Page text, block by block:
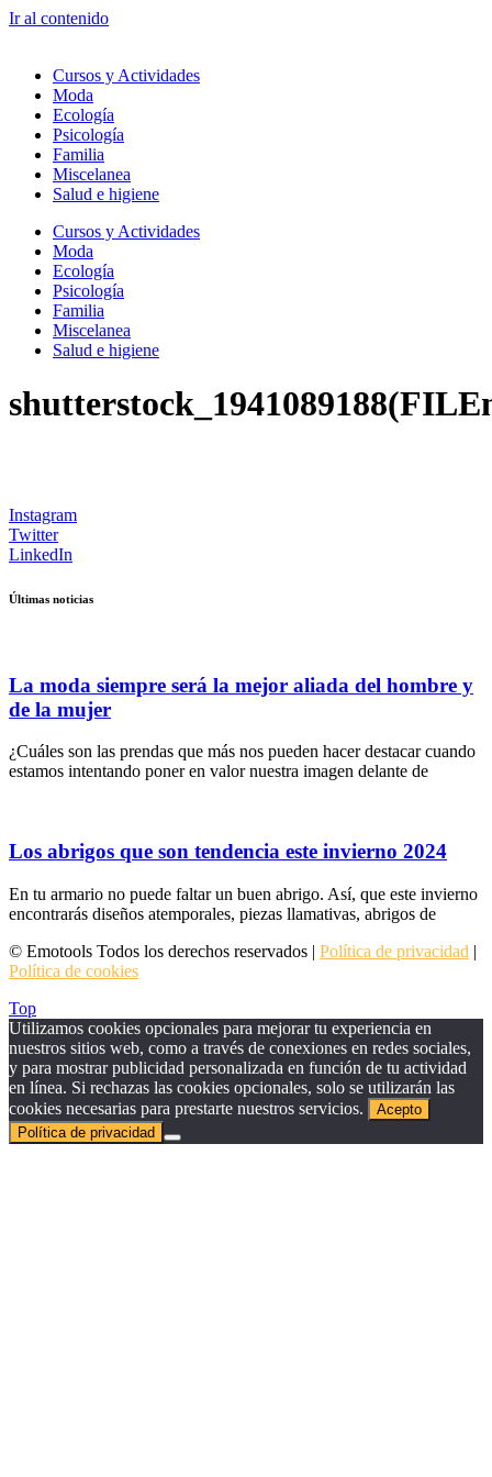
Ir al contenido
Cursos y Actividades
Moda
Ecología
Psicología
Familia
Miscelanea
Salud e higiene
Cursos y Actividades
Moda
Ecología
Psicología
Familia
Miscelanea
Salud e higiene
Instagram
Twitter
LinkedIn
Últimas noticias
La moda siempre será la mejor aliada del hombre y
de la mujer
¿Cuáles son las prendas que más nos pueden hacer destacar cuando
estamos intentando poner en valor nuestra imagen delante de
Los abrigos que son tendencia este invierno 2024
En tu armario no puede faltar un buen abrigo. Así, que este invierno
encontrarás diseños atemporales, piezas llamativas, abrigos de
© Emotools Todos los derechos reservados | Política de privacidad |
Política de cookies
Top
Utilizamos cookies opcionales para mejorar tu experiencia en
nuestros sitios web, como a través de conexiones en redes sociales,
y para mostrar publicidad personalizada en función de tu actividad
en línea. Si rechazas las cookies opcionales, solo se utilizarán las
cookies necesarias para prestarte nuestros servicios.
Acepto
Política de privacidad